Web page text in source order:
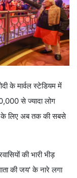
के मार्वल स्टेडियम में
से ज्यादा लोग
के लिए अब तक की सबसे
की भारी भीड़
की जय' के नारे लगा